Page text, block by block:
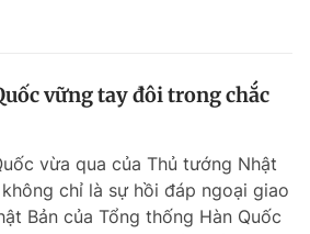
vững tay đôi trong chắc
vừa qua của Thủ tướng Nhật
không chỉ là sự hồi đáp ngoại giao
Bản của Tổng thống Hàn Quốc